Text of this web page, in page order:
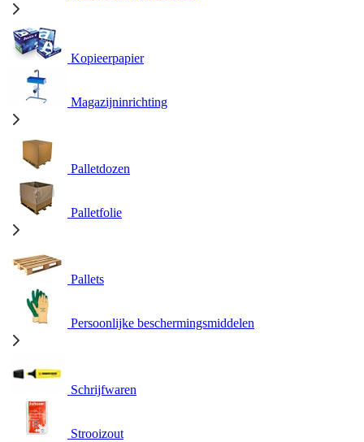
Kopieerpapier
Magazijninrichting
Palletdozen
Palletfolie
Pallets
Persoonlijke beschermingsmiddelen
Schrijfwaren
Strooizout